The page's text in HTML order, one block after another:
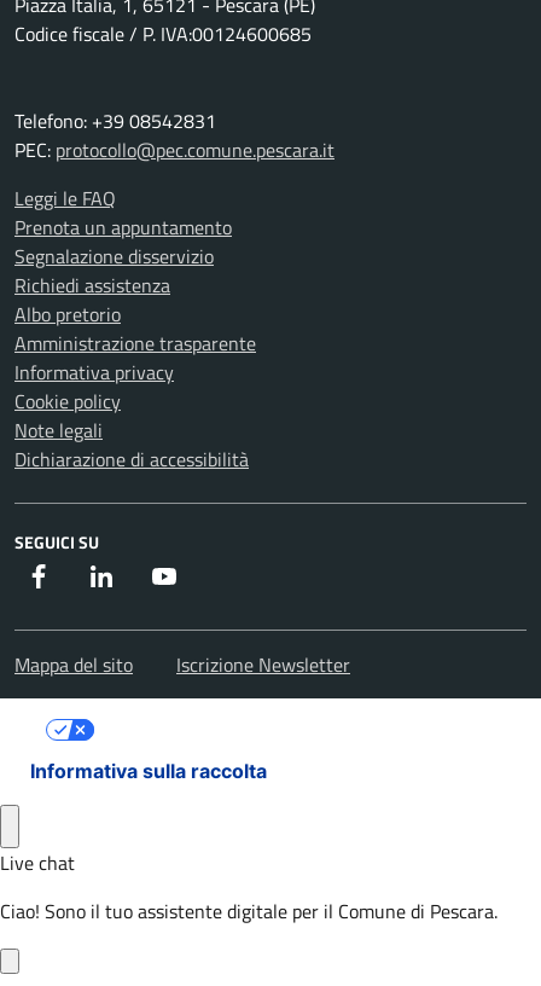
Codice fiscale / P. IVA:00124600685
Telefono: +39 08542831
PEC: protocollo@pec.comune.pescara.it
Leggi le FAQ
Prenota un appuntamento
Segnalazione disservizio
Richiedi assistenza
Albo pretorio
Amministrazione trasparente
Informativa privacy
Cookie policy
Note legali
Dichiarazione di accessibilità
SEGUICI SU
Facebook Instagram
Mappa del sito Iscrizione Newsletter
Informativa sulla raccolta
Le tue preferenze relative alla privacy